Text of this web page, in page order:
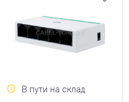
В пути на склад